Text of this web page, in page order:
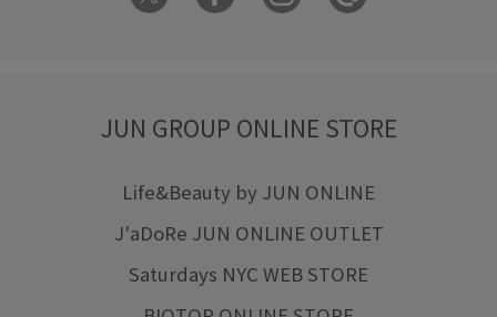
JUN GROUP ONLINE STORE
Life&Beauty by JUN ONLINE
J'aDoRe JUN ONLINE OUTLET
Saturdays NYC WEB STORE